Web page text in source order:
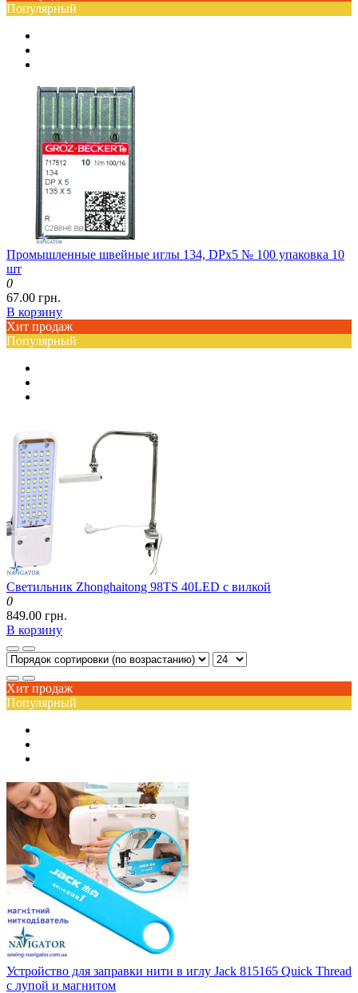
Популярный
Промышленные швейные иглы 134, DPx5 № 100 упаковка 10
шт
0
67.00 грн.
В корзину
Хит продаж
Популярный
Светильник Zhonghaitong 98TS 40LED с вилкой
0
849.00 грн.
В корзину
Хит продаж
Популярный
Устройство для заправки нити в иглу Jack 815165 Quick Thread
с лупой и магнитом